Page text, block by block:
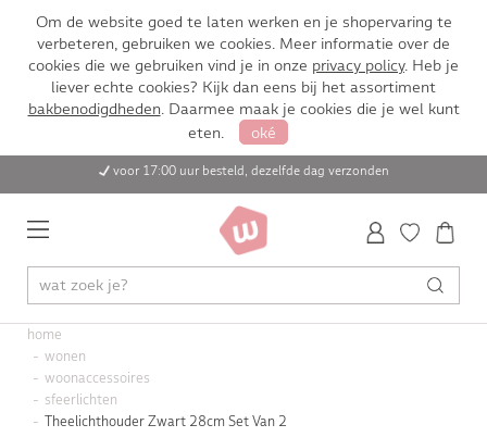
Om de website goed te laten werken en je shopervaring te
verbeteren, gebruiken we cookies. Meer informatie over de
cookies die we gebruiken vind je in onze privacy policy. Heb je
liever echte cookies? Kijk dan eens bij het assortiment
bakbenodigdheden. Daarmee maak je cookies die je wel kunt
eten.
oké
voor 17:00 uur besteld, dezelfde dag verzonden
home
wonen
woonaccessoires
sfeerlichten
Theelichthouder Zwart 28cm Set Van 2